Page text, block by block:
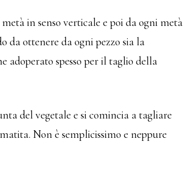
in senso verticale e poi da ogni metà
da ottenere da ogni pezzo sia la
adoperato spesso per il taglio della
del vegetale e si comincia a tagliare
Non è semplicissimo e neppure